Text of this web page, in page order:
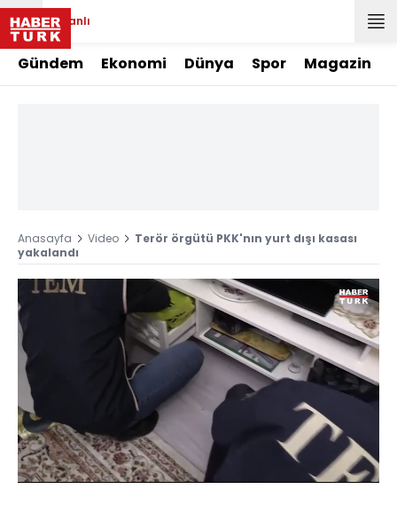
Canlı
Gündem Ekonomi Dünya Spor Magazin
Anasayfa Video
Terör örgütü PKK'nın yurt dışı kasası
yakalandı
Sesi
Aç
Yüklendi
100.00%
Oynatma
Hızı